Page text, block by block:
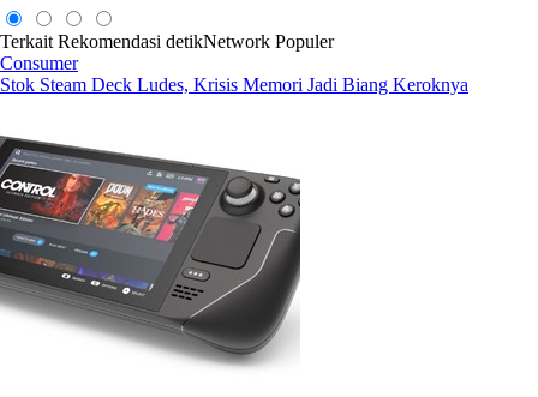
Terkait Rekomendasi detikNetwork Populer
Consumer
Stok Steam Deck Ludes, Krisis Memori Jadi Biang Keroknya